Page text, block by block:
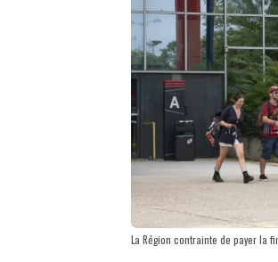
La Région contrainte de payer la